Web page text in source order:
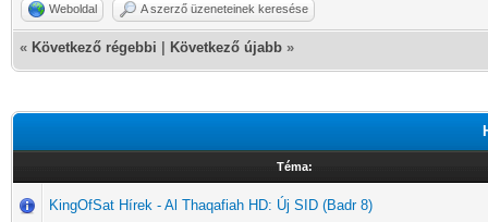
Weboldal A szerző üzeneteinek keresése
« Következő régebbi Következő újabb »
Téma:
KingOfSat Hírek - Al Thaqafiah HD: Új SID (Badr 8)